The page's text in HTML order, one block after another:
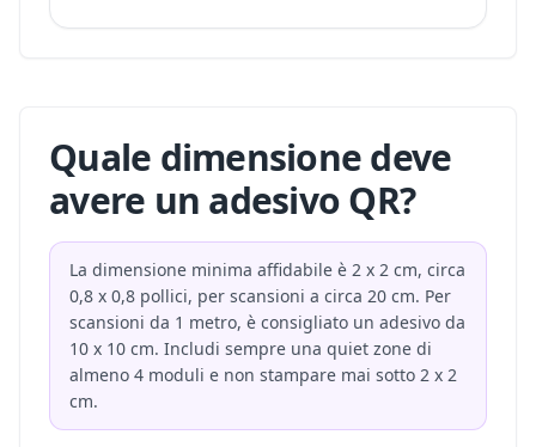
Quale dimensione deve
avere un adesivo QR?
La dimensione minima affidabile è 2 x 2 cm, circa
0,8 x 0,8 pollici, per scansioni a circa 20 cm. Per
scansioni da 1 metro, è consigliato un adesivo da
10 x 10 cm. Includi sempre una quiet zone di
almeno 4 moduli e non stampare mai sotto 2 x 2
cm.